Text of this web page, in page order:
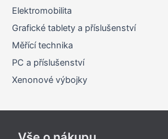
Elektromobilita
Grafické tablety a příslušenství
Měřící technika
PC a příslušenství
Xenonové výbojky